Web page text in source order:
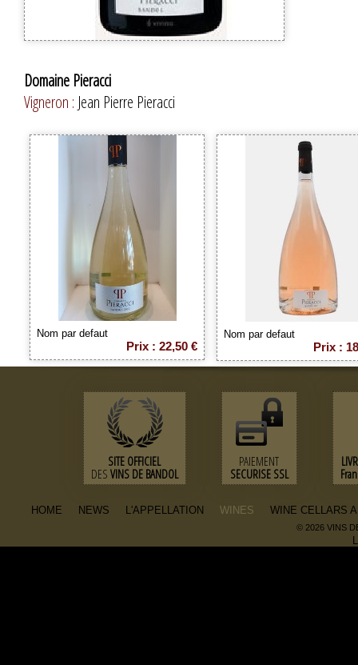
Domaine Pieracci
Vigneron : Jean Pierre Pieracci
Nom par defaut
Prix : 22,50 €
Nom par defaut
Prix :
SITE OFFICIEL
DES VINS DE BANDOL
PAIEMENT
SECURISE SSL
HOME NEWS L'APPELLATION WINES WINE CELLARS
© 2026 VINS